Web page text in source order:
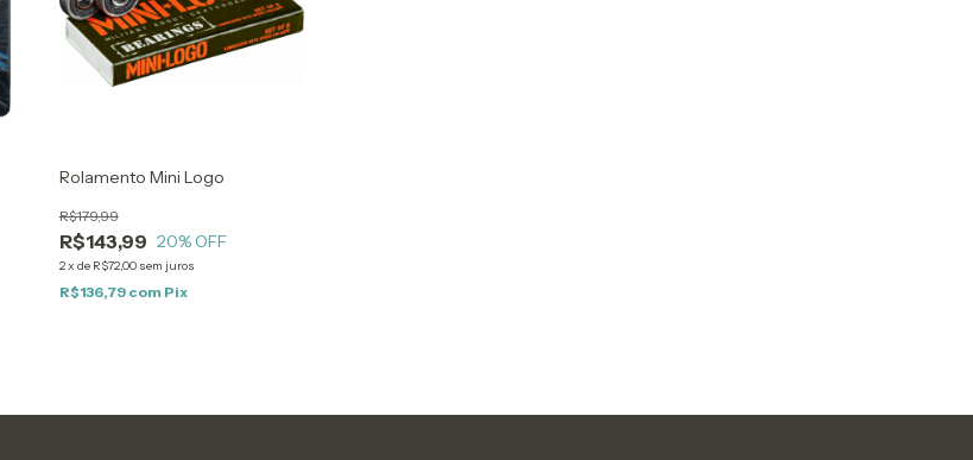
Rolamento Mini Logo
R$143,99
R$179,99
20% OFF
2x de R$72,00 sem juros
R$136,79 com Pix